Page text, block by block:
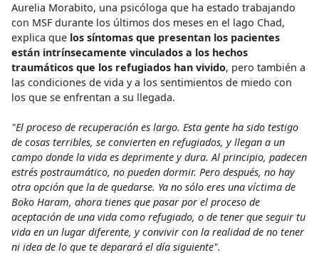
Aurelia Morabito, una psicóloga que ha estado trabajando
con MSF durante los últimos dos meses en el lago Chad,
explica que los síntomas que presentan los pacientes
están intrínsecamente vinculados a los hechos
traumáticos que los refugiados han vivido, pero también a
las condiciones de vida y a los sentimientos de miedo con
los que se enfrentan a su llegada.
"El proceso de recuperación es largo. Esta gente ha sido testigo
de cosas terribles, se convierten en refugiados, y llegan a un
campo donde la vida es deprimente y dura. Al principio, padecen
estrés postraumático, no pueden dormir. Pero después, no hay
otra opción que la de quedarse. Ya no sólo eres una víctima de
Boko Haram, ahora tienes que pasar por el proceso de
aceptación de una vida como refugiado, o de tener que seguir tu
vida en un lugar diferente, y convivir con la realidad de no tener
ni idea de lo que te deparará el día siguiente".